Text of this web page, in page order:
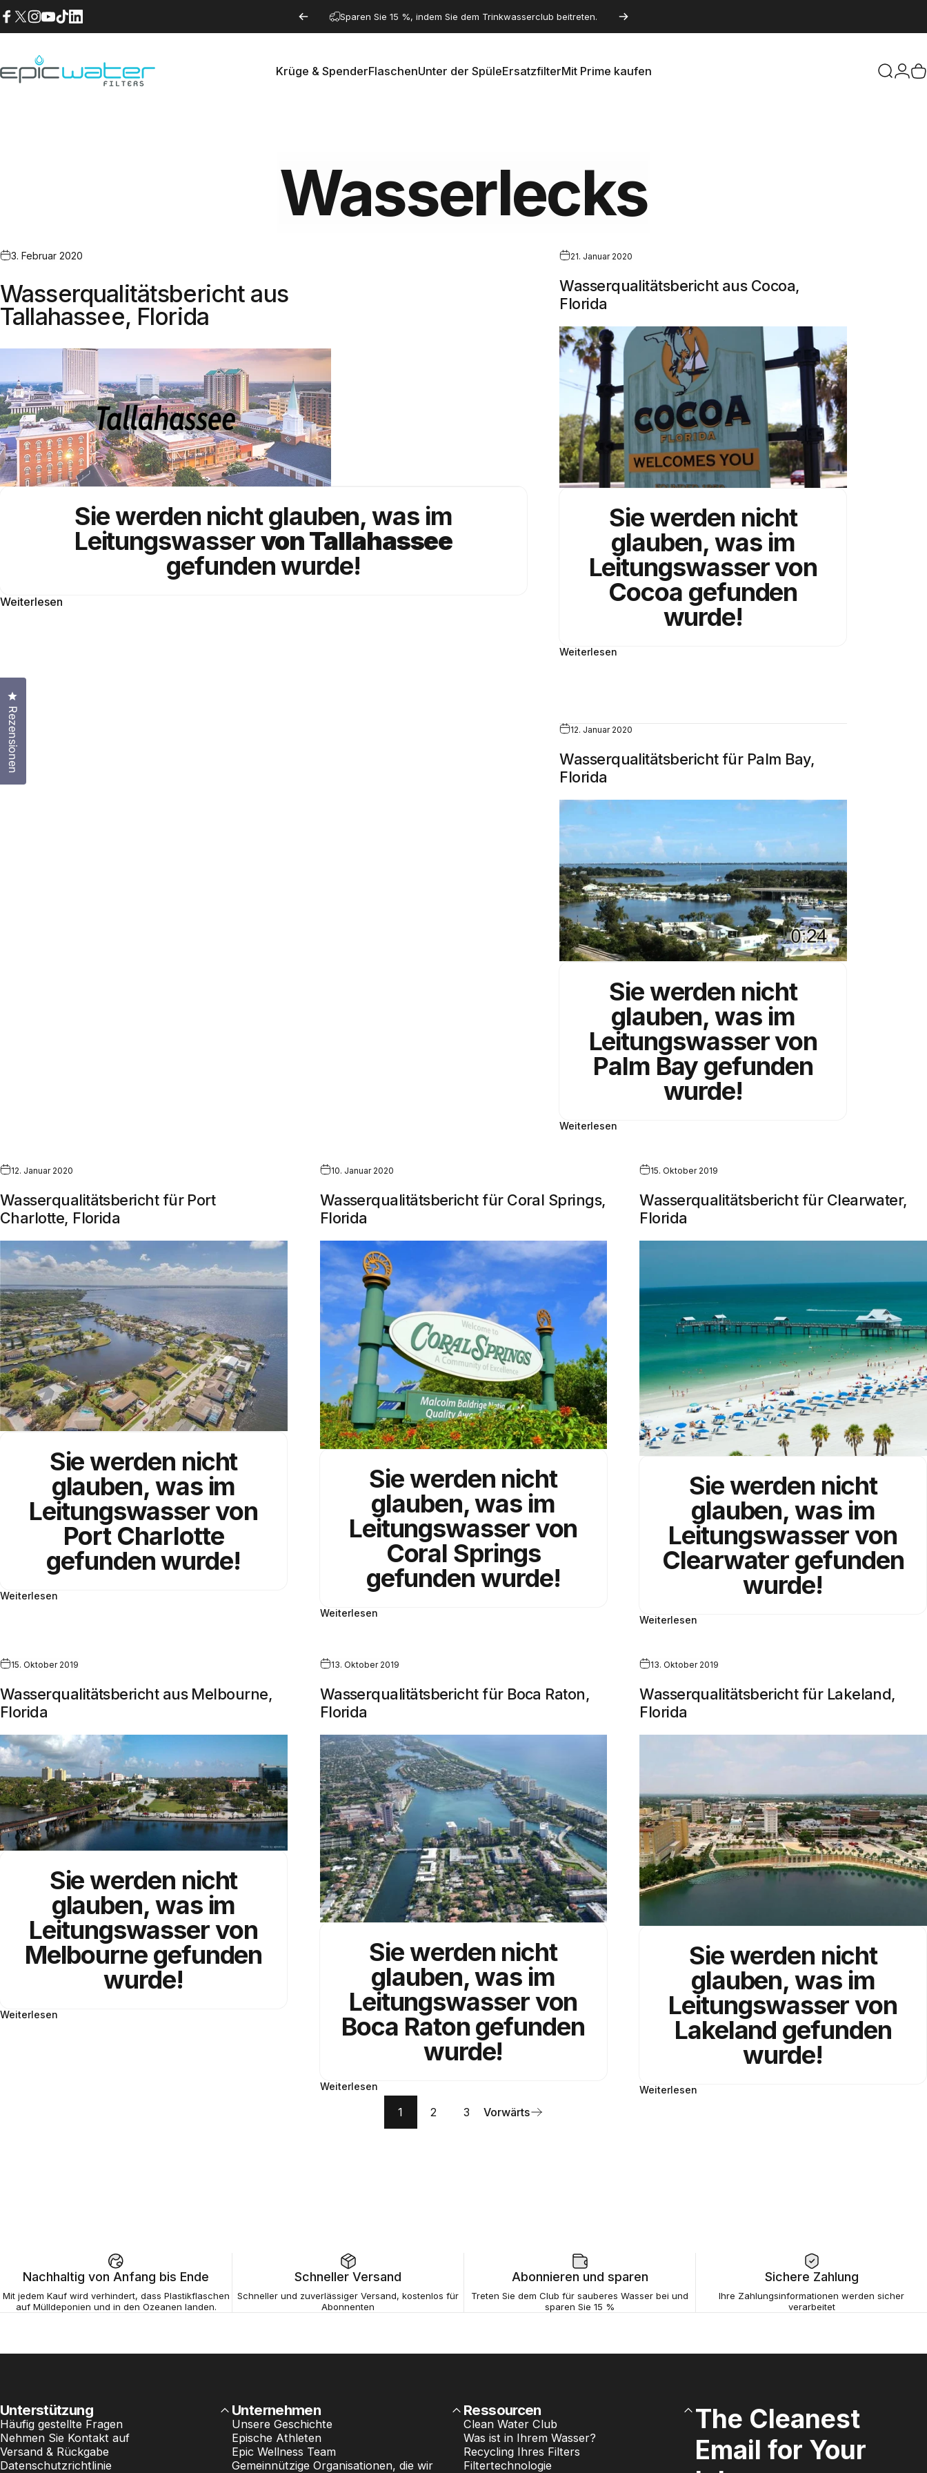
Direkt zum Inhalt
Haben Sie eine Frage? Besuchen Sie unsere Kontaktseite.
Epic Water Filters USA Krüge & SpenderFlaschenUnter der SpüleErsatzfilterMit Prime kaufen Suche
Wasserlecks
3. Februar 2020
Wasserqualitätsbericht aus
Tallahassee, Florida
Sie werden nicht glauben, was im
Leitungswasservon Tallahassee
gefunden wurde!
Weiterlesen
21. Januar 2020
Wasserqualitätsbericht aus Cocoa,
Florida
Sie werden nicht
glauben, was im
Leitungswasser von
Cocoa gefunden
wurde!
Weiterlesen
12. Januar 2020
Wasserqualitätsbericht für Palm Bay,
Florida
Sie werden nicht
glauben, was im
Leitungswasser von
Palm Bay gefunden
wurde!
Weiterlesen
12. Januar 2020
Wasserqualitätsbericht für Port
Charlotte, Florida
Sie werden nicht
glauben, was im
Leitungswasservon
Port Charlotte
gefunden wurde!
Weiterlesen
10. Januar 2020
Wasserqualitätsbericht für Coral Springs,
Florida
Sie werden nicht
glauben, was im
Leitungswasser von
Coral Springs
gefunden wurde!
Weiterlesen
15. Oktober 2019
Wasserqualitätsbericht für Clearwater,
Florida
Sie werden nicht
glauben, was im
Leitungswasser von
Clearwater gefunden
wurde!
Weiterlesen
15. Oktober 2019
Wasserqualitätsbericht aus Melbourne,
Florida
Sie werden nicht
glauben, was im
Leitungswasser von
Melbourne gefunden
wurde!
Weiterlesen
13. Oktober 2019
Wasserqualitätsbericht für Boca Raton,
Florida
Sie werden nicht
glauben, was im
Leitungswasser von
Boca Raton gefunden
wurde!
Weiterlesen
13. Oktober 2019
Wasserqualitätsbericht für Lakeland,
Florida
Sie werden nicht
glauben, was im
Leitungswasser von
Lakeland gefunden
wurde!
Weiterlesen
1 2 3 Vorwärts
Nachhaltig von Anfang bis Ende
Mit jedem Kauf wird verhindert, dass Plastikflaschen
auf Mülldeponien und in den Ozeanen landen.
Schneller Versand
Schneller und zuverlässiger Versand, kostenlos für
Abonnenten
Abonnieren und sparen
Treten Sie dem Club für sauberes Wasser bei und
sparen Sie 15 %
Sichere Zahlung
Ihre Zahlungsinformationen werden sicher
verarbeitet
Unterstützung
Häufig gestellte Fragen
Nehmen Sie Kontakt auf
Versand & Rückgabe
Datenschutzrichtlinie
Unternehmen
Unsere Geschichte
Epische Athleten
Epic Wellness Team
Gemeinnützige Organisationen, die wir
Ressourcen
Clean Water Club
Was ist in Ihrem Wasser?
Recycling Ihres Filters
Filtertechnologie
The Cleanest
Email for Your
Rezensionen
Klicken Sie, um den Bewertungsdialog zu öffnen